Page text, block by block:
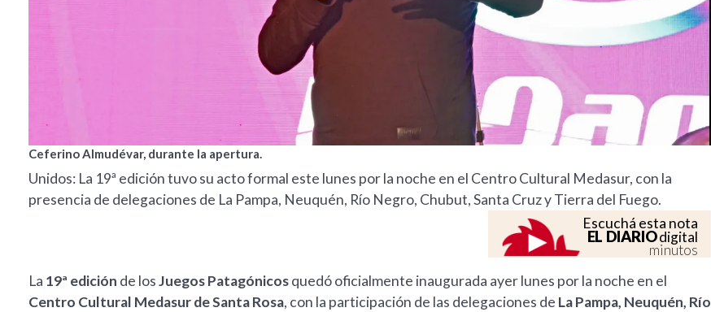
Ceferino Almudévar, durante la apertura.
Unidos: La 19ª edición tuvo su acto formal este lunes por la noche en el Centro Cultural Medasur, con la
presencia de delegaciones de La Pampa, Neuquén, Río Negro, Chubut, Santa Cruz y Tierra del Fuego.
Escuchá esta nota
EL DIARIOdigital
minutos
La 19ª edición de losJuegos Patagónicosquedó oficialmente inaugurada ayer lunes por la noche en el
Centro Cultural Medasur de Santa Rosa, con la participación de las delegaciones de La Pampa, Neuquén, Río